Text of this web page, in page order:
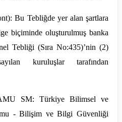
Bu Tebliğde yer alan şartlara
biçiminde oluşturulmuş banka
Tebliği (Sıra No:435)’nin (2)
kuruluşlar tarafından
SM: Türkiye Bilimsel ve
- Bilişim ve Bilgi Güvenliği